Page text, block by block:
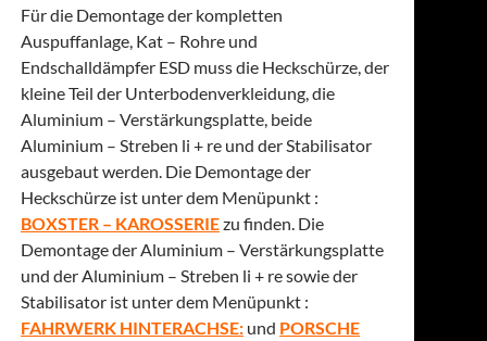
Für die Demontage der kompletten
Auspuffanlage, Kat – Rohre und
Endschalldämpfer ESD muss die Heckschürze, der
kleine Teil der Unterbodenverkleidung, die
Aluminium – Verstärkungsplatte, beide
Aluminium – Streben li + re und der Stabilisator
ausgebaut werden. Die Demontage der
Heckschürze ist unter dem Menüpunkt :
BOXSTER – KAROSSERIEzu finden. Die
Demontage der Aluminium – Verstärkungsplatte
und der Aluminium – Streben li + re sowie der
Stabilisator ist unter dem Menüpunkt :
FAHRWERK HINTERACHSE: und PORSCHE